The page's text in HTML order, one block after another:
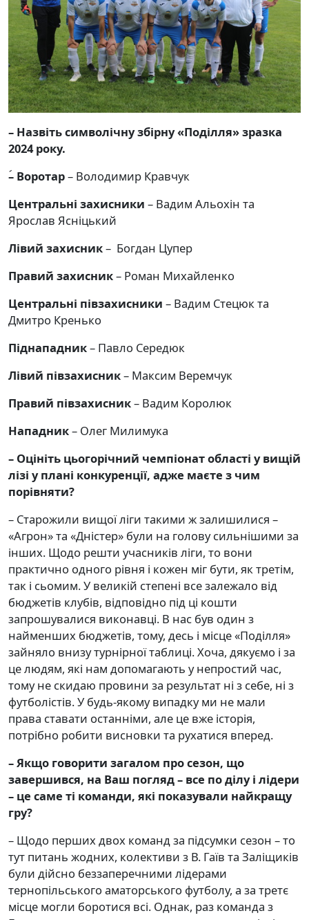
– Назвіть символічну збірну «Поділля» зразка
2024 року.
ؘ– Воротар– Володимир Кравчук
Центральні захисники – Вадим Альохін та
Ярослав Ясніцький
Лівий захисник– Богдан Цупер
Правий захисник– Роман Михайленко
Центральні півзахисники – Вадим Стецюк та
Дмитро Кренько
Піднападник– Павло Середюк
Лівий півзахисник– Максим Веремчук
Правий півзахисник– Вадим Королюк
Нападник– Олег Милимука
– Оцініть цьогорічний чемпіонат області у вищій
лізі у плані конкуренції, адже маєте з чим
порівняти?
– Старожили вищої ліги такими ж залишилися –
«Агрон» та «Дністер» були на голову сильнішими за
інших. Щодо решти учасників ліги, то вони
практично одного рівня і кожен міг бути, як третім,
так і сьомим. У великій степені все залежало від
бюджетів клубів, відповідно під ці кошти
запрошувалися виконавці. В нас був один з
найменших бюджетів, тому, десь і місце «Поділля»
зайняло внизу турнірної таблиці. Хоча, дякуємо і за
це людям, які нам допомагають у непростий час,
тому не скидаю провини за результат ні з себе, ні з
футболістів. У будь-якому випадку ми не мали
права ставати останніми, але це вже історія,
потрібно робити висновки та рухатися вперед.
– Якщо говорити загалом про сезон, що
завершився, на Ваш погляд – все по ділу і лідери
– це саме ті команди, які показували найкращу
гру?
– Щодо перших двох команд за підсумки сезон – то
тут питань жодних, колективи з В. Гаїв та Заліщиків
були дійсно беззаперечними лідерами
тернопільського аматорського футболу, а за третє
місце могли боротися всі. Однак, раз команда з